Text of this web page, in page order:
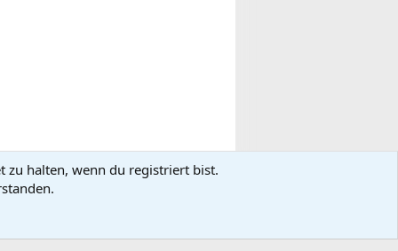
Datenschutz
zu halten, wenn du registriert bist.